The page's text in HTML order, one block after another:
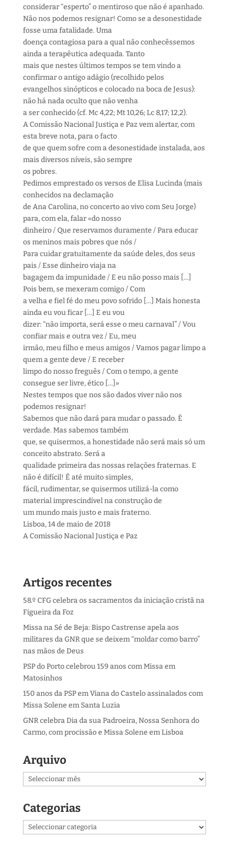
considerar “esperto” o mentiroso que não é apanhado.
Não nos podemos resignar! Como se a desonestidade
fosse uma fatalidade. Uma
doença contagiosa para a qual não conhecêssemos
ainda a terapêutica adequada. Tanto
mais que nestes últimos tempos se tem vindo a
confirmar o antigo adágio (recolhido pelos
evangelhos sinópticos e colocado na boca de Jesus):
não há nada oculto que não venha
a ser conhecido (cf. Mc 4,22; Mt 10,26; Lc 8,17; 12,2).
A Comissão Nacional Justiça e Paz vem alertar, com
esta breve nota, para o facto
de que quem sofre com a desonestidade instalada, aos
mais diversos níveis, são sempre
os pobres.
Pedimos emprestado os versos de Elisa Lucinda (mais
conhecidos na declamação
de Ana Carolina, no concerto ao vivo com Seu Jorge)
para, com ela, falar «do nosso
dinheiro / Que reservamos duramente / Para educar
os meninos mais pobres que nós /
Para cuidar gratuitamente da saúde deles, dos seus
pais / Esse dinheiro viaja na
bagagem da impunidade / E eu não posso mais […]
Pois bem, se mexeram comigo / Com
a velha e fiel fé do meu povo sofrido […] Mais honesta
ainda eu vou ficar […] E eu vou
dizer: “não importa, será esse o meu carnaval” / Vou
confiar mais e outra vez / Eu, meu
irmão, meu filho e meus amigos / Vamos pagar limpo a
quem a gente deve / E receber
limpo do nosso freguês / Com o tempo, a gente
consegue ser livre, ético […]»
Nestes tempos que nos são dados viver não nos
podemos resignar!
Sabemos que não dará para mudar o passado. É
verdade. Mas sabemos também
que, se quisermos, a honestidade não será mais só um
conceito abstrato. Será a
qualidade primeira das nossas relações fraternas. E
não é difícil! É até muito simples,
fácil, rudimentar, se quisermos utilizá-la como
material imprescindível na construção de
um mundo mais justo e mais fraterno.
Lisboa, 14 de maio de 2018
A Comissão Nacional Justiça e Paz
Artigos recentes
58.º CFG celebra os sacramentos da iniciação cristã na
Figueira da Foz
Missa na Sé de Beja: Bispo Castrense apela aos
militares da GNR que se deixem “moldar como barro”
nas mãos de Deus
PSP do Porto celebrou 159 anos com Missa em
Matosinhos
150 anos da PSP em Viana do Castelo assinalados com
Missa Solene em Santa Luzia
GNR celebra Dia da sua Padroeira, Nossa Senhora do
Carmo, com procissão e Missa Solene em Lisboa
Arquivo
Arquivo
Categorias
Categorias